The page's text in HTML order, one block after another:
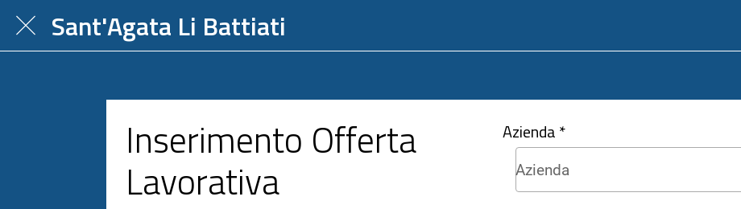
Sant'Agata Li Battiati
Inserimento Offerta
Lavorativa
Azienda *